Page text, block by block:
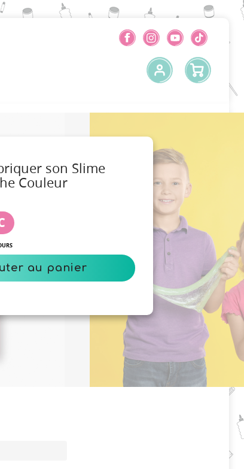
son Slime
Couleur
au panier